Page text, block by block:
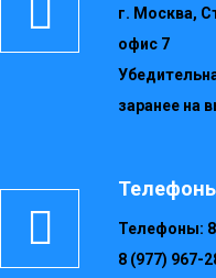
г. Москва,
офис 7
заранее на
Телефоны:
8 (977) 967-